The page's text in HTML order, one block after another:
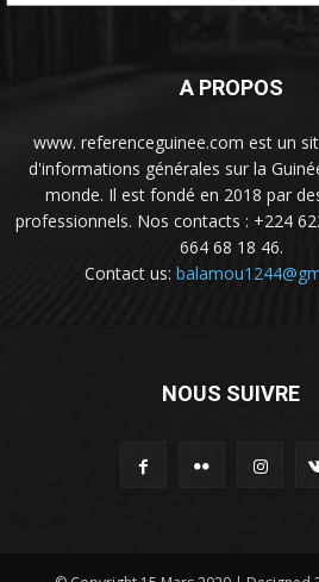
A PROPOS
www. referenceguinee.com est un
d'informations générales sur la
monde. Il est fondé en 2018 par
professionnels. Nos contacts : +224
664 68 18 46.
Contact us:
NOUS SUIVRE